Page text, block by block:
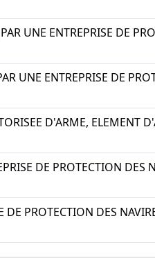
UNE ENTREPRISE DE
UNE ENTREPRISE DE
D'ARME, ELEMENT
DE PROTECTION
DE PROTECTION DES